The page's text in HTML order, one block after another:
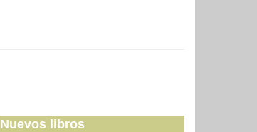
Nuevos libros